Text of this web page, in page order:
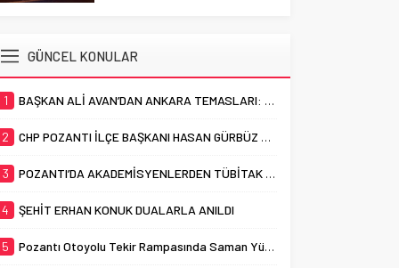
yıllardır “Çorbacı Deresi” adıyla
bilinen...
otomobil ile motosikletin
yaşamını yitirdi. Pozantı’da
gelen trafik kazasında,
Feci kazada motosiklet...
GÜNCEL KONULAR
1 BAŞKAN ALİ AVAN’DAN ANKARA TEMASLARI: “POZANTI İÇİN GÜÇLÜ DESTEK, KESİNTİSİZ HİZMET”
2 CHP POZANTI İLÇE BAŞKANI HASAN GÜRBÜZ OLDU
3 POZANTI’DA AKADEMİSYENLERDEN TÜBİTAK BAŞARISI
4 ŞEHİT ERHAN KONUK DUALARLA ANILDI
5 Pozantı Otoyolu Tekir Rampasında Saman Yüklü Tır Alevlere Teslim Oldu